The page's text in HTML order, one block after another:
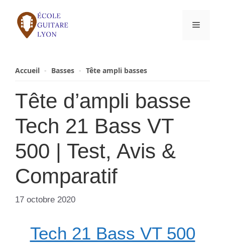
contenu
Menu
Accueil - Basses - Tête ampli basses
Tête d’ampli basse
Tech 21 Bass VT
500 | Test, Avis &
Comparatif
17 octobre 2020
Tech 21 Bass VT 500